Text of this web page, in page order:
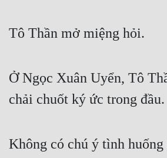
Tô Thần mở miệng hỏi.
Ở Ngọc Xuân Uyển, Tô
chải chuốt ký ức trong đầu.
Không có chú ý tình huống